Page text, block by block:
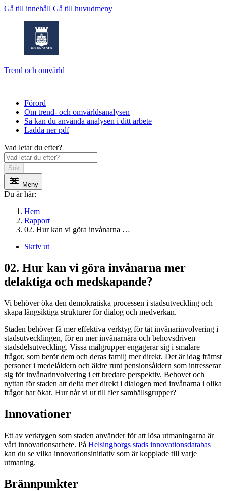
Gå till innehåll Gå till huvudmeny
Trend och omvärld
Förord
Om trend- och omvärldsanalysen
Så kan du använda analysen i ditt arbete
Ladda ner pdf
Vad letar du efter?
Sök
Meny
Du är här:
Hem
Rapport
02. Hur kan vi göra invånarna …
Skriv ut
02. Hur kan vi göra invånarna mer
delaktiga och medskapande?
Vi behöver öka den demokratiska processen i stadsutveckling och
skapa långsiktiga strukturer för dialog och medverkan. ​
Staden behöver få mer effektiva verktyg för tät invånarinvolvering i
stadsutvecklingen, för en mer invånarnära och behovsdriven
stadsdelsutveckling. Vissa målgrupper engagerar sig i smalare
frågor, som berör dem och deras familj mer direkt. Det är idag främst
personer i medelåldern och äldre runt pensionsåldern som intresserar
sig för invånarinvolvering i ett bredare perspektiv. Behovet och
nyttan för staden att delta mer direkt i dialogen med invånarna i olika
frågor har ökat. Hur når vi ut till fler samhällsgrupper? ​
Innovationer
Ett av verktygen som staden använder för att lösa utmaningarna är
vårt innovationsarbete. På Helsingborgs stads innovationsdatabas
kan du se vilka innovationsinitiativ som är kopplade till varje
utmaning.
Brännpunkter